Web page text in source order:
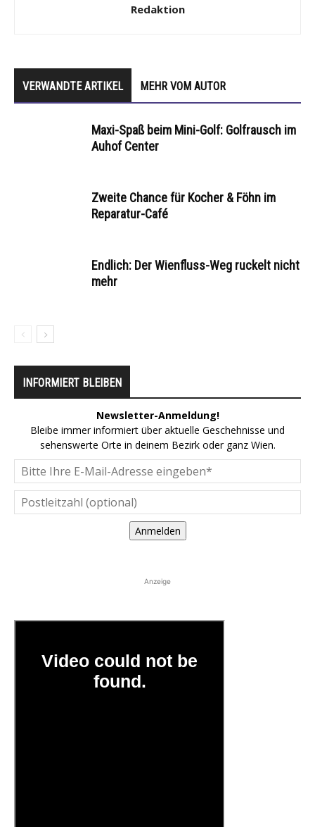
Redaktion
VERWANDTE ARTIKEL MEHR VOM AUTOR
Maxi-Spaß beim Mini-Golf: Golfrausch im
Auhof Center
Zweite Chance für Kocher & Föhn im
Reparatur-Café
Endlich: Der Wienfluss-Weg ruckelt nicht
mehr
INFORMIERT BLEIBEN
Newsletter-Anmeldung!
Bleibe immer informiert über aktuelle Geschehnisse und
sehenswerte Orte in deinem Bezirk oder ganz Wien.
Anmelden
Anzeige